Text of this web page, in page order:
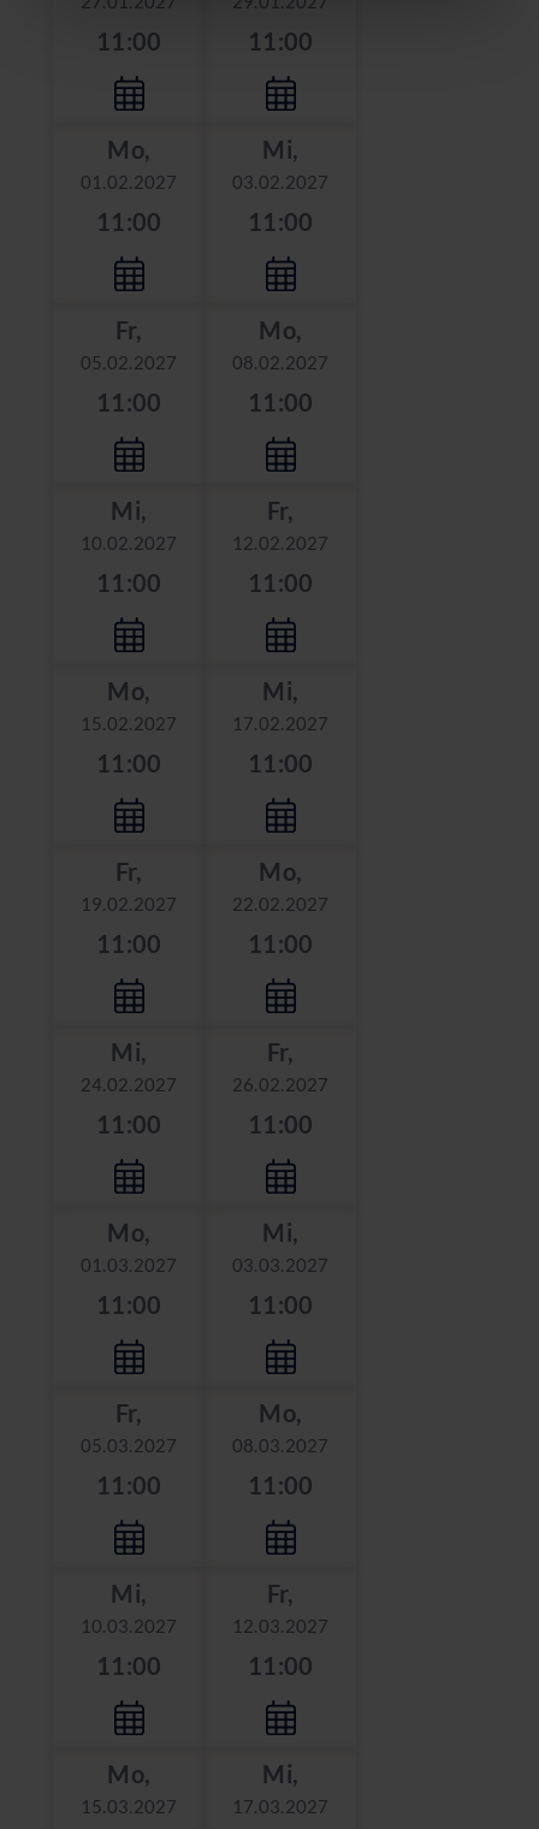
11:00 11:00
Mo,
01.02.2027
11:00
Mi,
03.02.2027
11:00
Fr,
05.02.2027
11:00
Mo,
08.02.2027
11:00
Mi,
10.02.2027
11:00
Fr,
12.02.2027
11:00
Mo,
15.02.2027
11:00
Mi,
17.02.2027
11:00
Fr,
19.02.2027
11:00
Mo,
22.02.2027
11:00
Mi,
24.02.2027
11:00
Fr,
26.02.2027
11:00
Mo,
01.03.2027
11:00
Mi,
03.03.2027
11:00
Fr,
05.03.2027
11:00
Mo,
08.03.2027
11:00
Mi,
10.03.2027
11:00
Fr,
12.03.2027
11:00
Mo,
15.03.2027
Mi,
17.03.2027